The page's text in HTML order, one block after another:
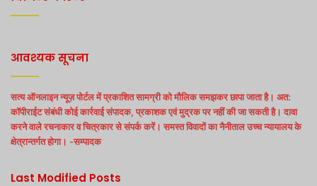
आवश्यक सूचना
सत्य ऑनलाइन न्यूज़ पोर्टल में प्रकाशित सामग्री को मौलिक समझकर छापा जाता है। अत:
कॉपीराईट संबंधी कोई कार्रवाई संपादक, प्रकाशक एवं मुद्रक पर नहीं की जा सकती है। दावा
करने वाले रचनाकार व चित्रकार से संपर्क करें। समस्त विवादों का नैनीताल उच्च न्यायालय के
क्षेत्रान्तर्गत होगा। -सम्पादक
Last Modified Posts